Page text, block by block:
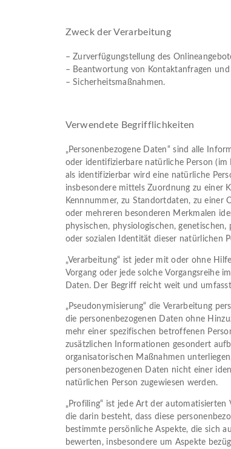
Zweck der Verarbeitung
– Zurverfügungstellung des
– Beantwortung von Kontaktanfragen
– Sicherheitsmaßnahmen.
Verwendete Begrifflichkeiten
„Personenbezogene Daten“ sind alle
oder identifizierbare natürliche Person (im
als identifizierbar wird eine natürliche
insbesondere mittels Zuordnung zu einer
Kennnummer, zu Standortdaten, zu einer
oder mehreren besonderen Merkmalen
physischen, physiologischen,
oder sozialen Identität dieser natürlichen
„Verarbeitung“ ist jeder mit oder ohne
Vorgang oder jede solche Vorgangsreihe
Daten. Der Begriff reicht weit und
„Pseudonymisierung“ die Verarbeitung
die personenbezogenen Daten ohne
mehr einer spezifischen betroffenen
zusätzlichen Informationen gesondert
organisatorischen Maßnahmen
personenbezogenen Daten nicht einer
natürlichen Person zugewiesen werden.
„Profiling“ ist jede Art der automatisierten
die darin besteht, dass diese
bestimmte persönliche Aspekte, die sich
bewerten, insbesondere um Aspekte